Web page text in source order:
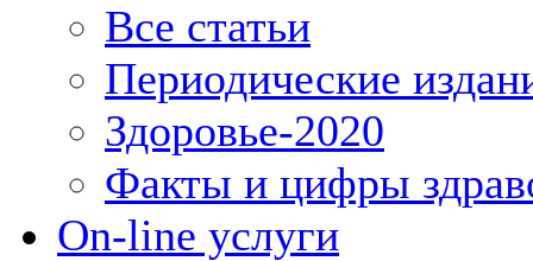
Все статьи
Периодические
Здоровье-2020
Факты и цифры
On-line услуги